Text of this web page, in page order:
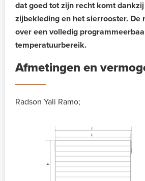
dat goed tot zijn recht komt
zijbekleding en het sierrooster. De
over een volledig
temperatuurbereik.
Afmetingen en
Radson Yali Ramo;